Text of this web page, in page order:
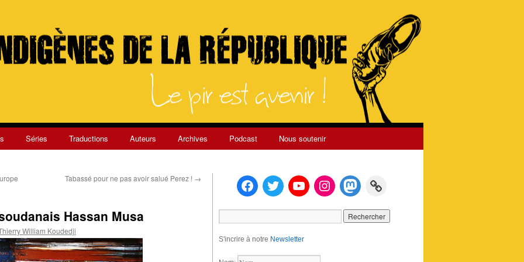
Séries Traductions Auteurs Archives Podcast Nous soutenir
Tabassé pour ne pas avoir salué Perez ! →
Hassan Musa
William Koudedji
S'incrire à notre Newsletter